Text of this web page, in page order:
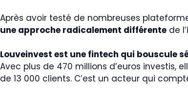
Après avoir testé de nombreuses
une approche radicalement différente de
Louveinvest est une fintech qui bouscule
Avec plus de 470 millions d’euros investis,
de 13 000 clients. C’est un acteur qui